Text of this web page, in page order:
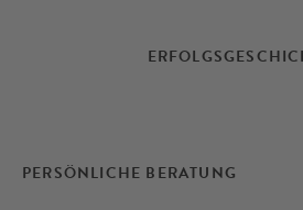
PERSÖNLICHE BERATUNG